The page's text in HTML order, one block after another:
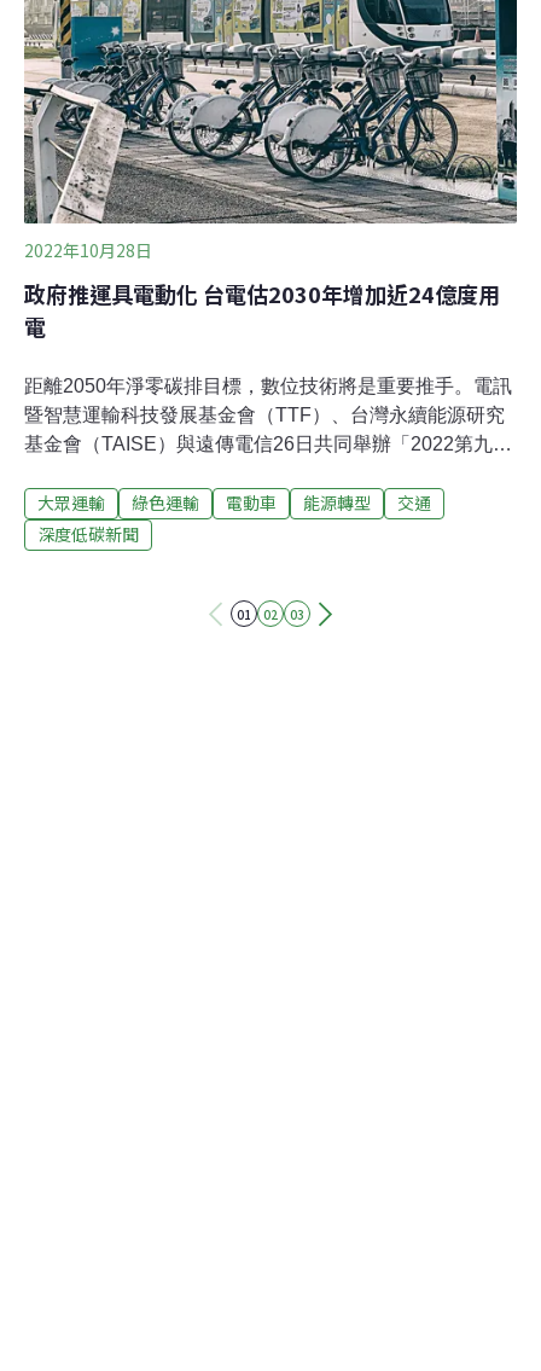
擘Google公司宣布要在2030年前達成全天候無碳營運，同
時也誇口要於2030年協助超過500座城市，減少共10億噸
碳排放。為了從碳排密集的城市中找到減碳方法，Google
和全球氣
2022年10月28日
政府推運具電動化 台電估2030年增加近24億度用
電
距離2050年淨零碳排目標，數位技術將是重要推手。電訊
暨智慧運輸科技發展基金會（TTF）、台灣永續能源研究
基金會（TAISE）與遠傳電信26日共同舉辦「2022第九屆
我國目標2030年市區公車全面電動化、2040年新售汽機車
全面電動化。台電預估，以目前成長速度，預估2030年約
通部表示，未來要透過智慧運輸系統（Intelligent
大眾運輸 綠色運輸 電動車 能源轉型
交通
深度低碳新聞
01 02 03